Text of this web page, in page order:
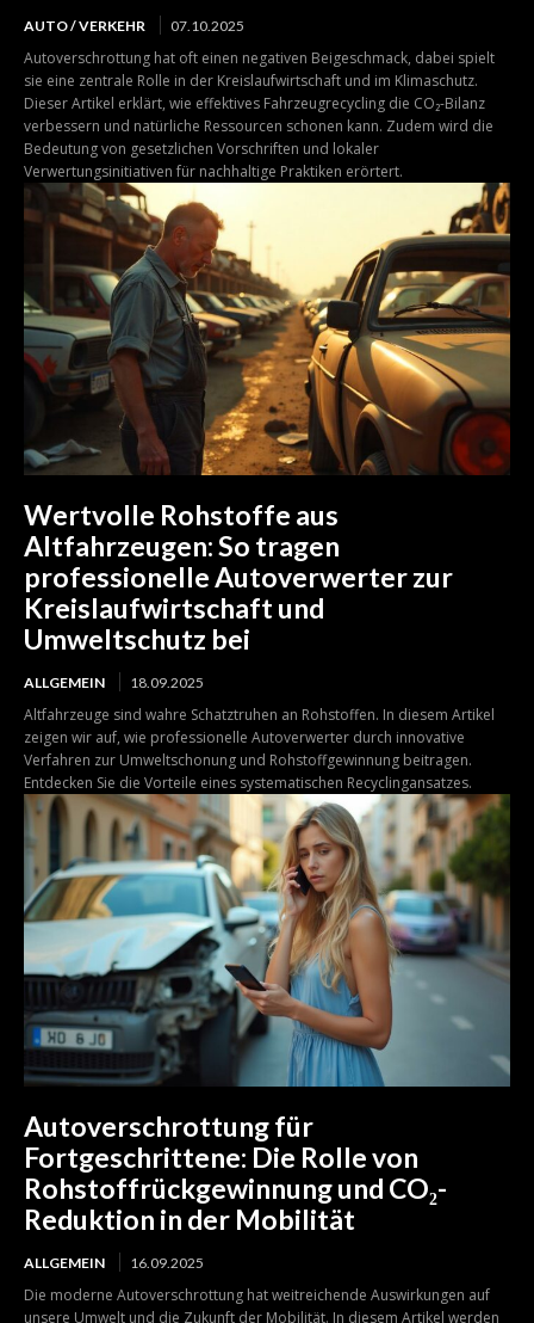
AUTO / VERKEHR 07.10.2025
Autoverschrottung hat oft einen negativen Beigeschmack, dabei spielt
sie eine zentrale Rolle in der Kreislaufwirtschaft und im Klimaschutz.
Dieser Artikel erklärt, wie effektives Fahrzeugrecycling die CO₂-Bilanz
verbessern und natürliche Ressourcen schonen kann. Zudem wird die
Bedeutung von gesetzlichen Vorschriften und lokaler
Verwertungsinitiativen für nachhaltige Praktiken erörtert.
Wertvolle Rohstoffe aus
Altfahrzeugen: So tragen
professionelle Autoverwerter zur
Kreislaufwirtschaft und
Umweltschutz bei
ALLGEMEIN 18.09.2025
Altfahrzeuge sind wahre Schatztruhen an Rohstoffen. In diesem Artikel
zeigen wir auf, wie professionelle Autoverwerter durch innovative
Verfahren zur Umweltschonung und Rohstoffgewinnung beitragen.
Entdecken Sie die Vorteile eines systematischen Recyclingansatzes.
Autoverschrottung für
Fortgeschrittene: Die Rolle von
Rohstoffrückgewinnung und CO₂-
Reduktion in der Mobilität
ALLGEMEIN 16.09.2025
Die moderne Autoverschrottung hat weitreichende Auswirkungen auf
unsere Umwelt und die Zukunft der Mobilität. In diesem Artikel werden